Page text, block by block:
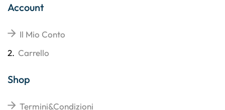
Account
Il Mio Conto
2. Carrello
Shop
Termini&Condizioni